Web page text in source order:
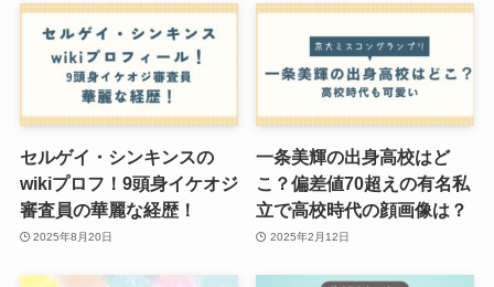
セルゲイ・シンキンスの
wikiプロフ！9頭身イケオジ
審査員の華麗な経歴！
2025年8月20日
一条美輝の出身高校はど
こ？偏差値70超えの有名私
立で高校時代の顔画像は？
2025年2月12日